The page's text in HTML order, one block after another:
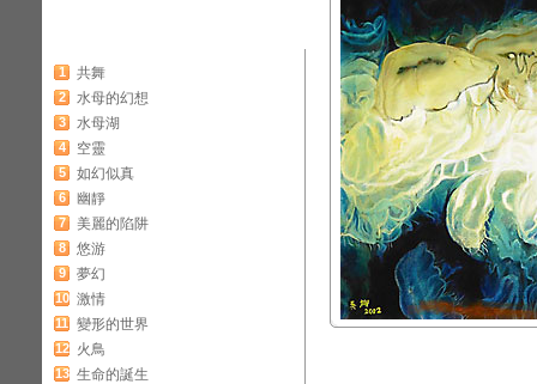
1 共舞
2 水母的幻想
3 水母湖
4 空靈
5 如幻似真
6 幽靜
7 美麗的陷阱
8 悠游
9 夢幻
10 激情
11 變形的世界
12 火鳥
13 生命的誕生